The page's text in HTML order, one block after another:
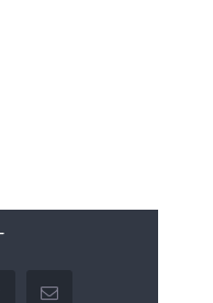
pinterestEmail